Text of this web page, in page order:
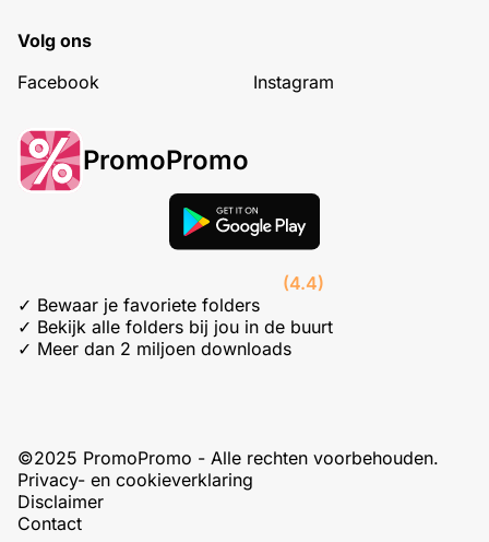
Volg ons
Facebook
Instagram
PromoPromo
(4.4)
✓ Bewaar je favoriete folders
✓ Bekijk alle folders bij jou in de buurt
✓ Meer dan 2 miljoen downloads
©2025 PromoPromo - Alle rechten voorbehouden.
Privacy- en cookieverklaring
Disclaimer
Contact